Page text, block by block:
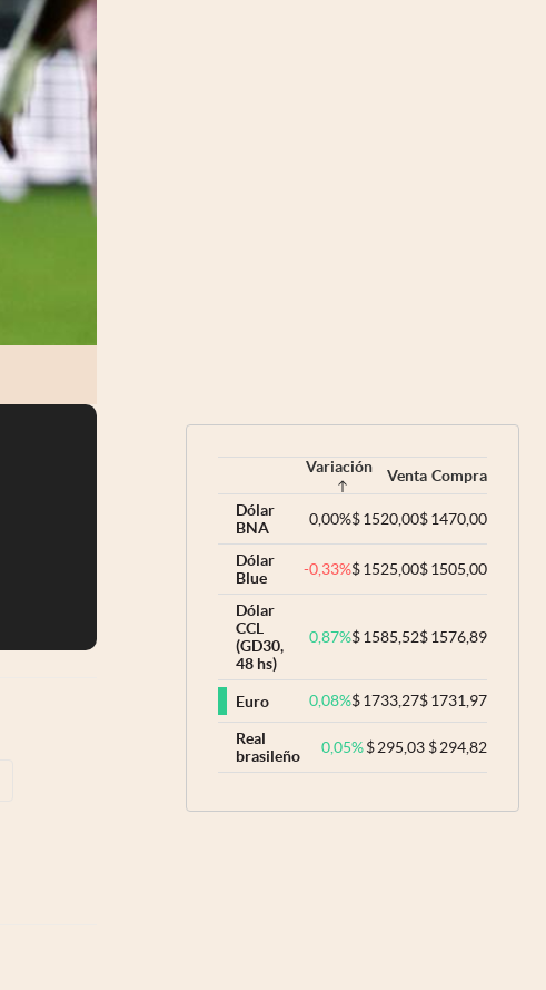
Variación Venta Compra
Dólar
BNA
0,00%$1520,00$1470,00
Dólar
Blue
-0,33%$1525,00$1505,00
Dólar
CCL
(GD30,
48 hs)
0,87%$1585,52$1576,89
Euro 0,08%$1733,27$1731,97
Real
brasileño
0,05% $295,03 $294,82